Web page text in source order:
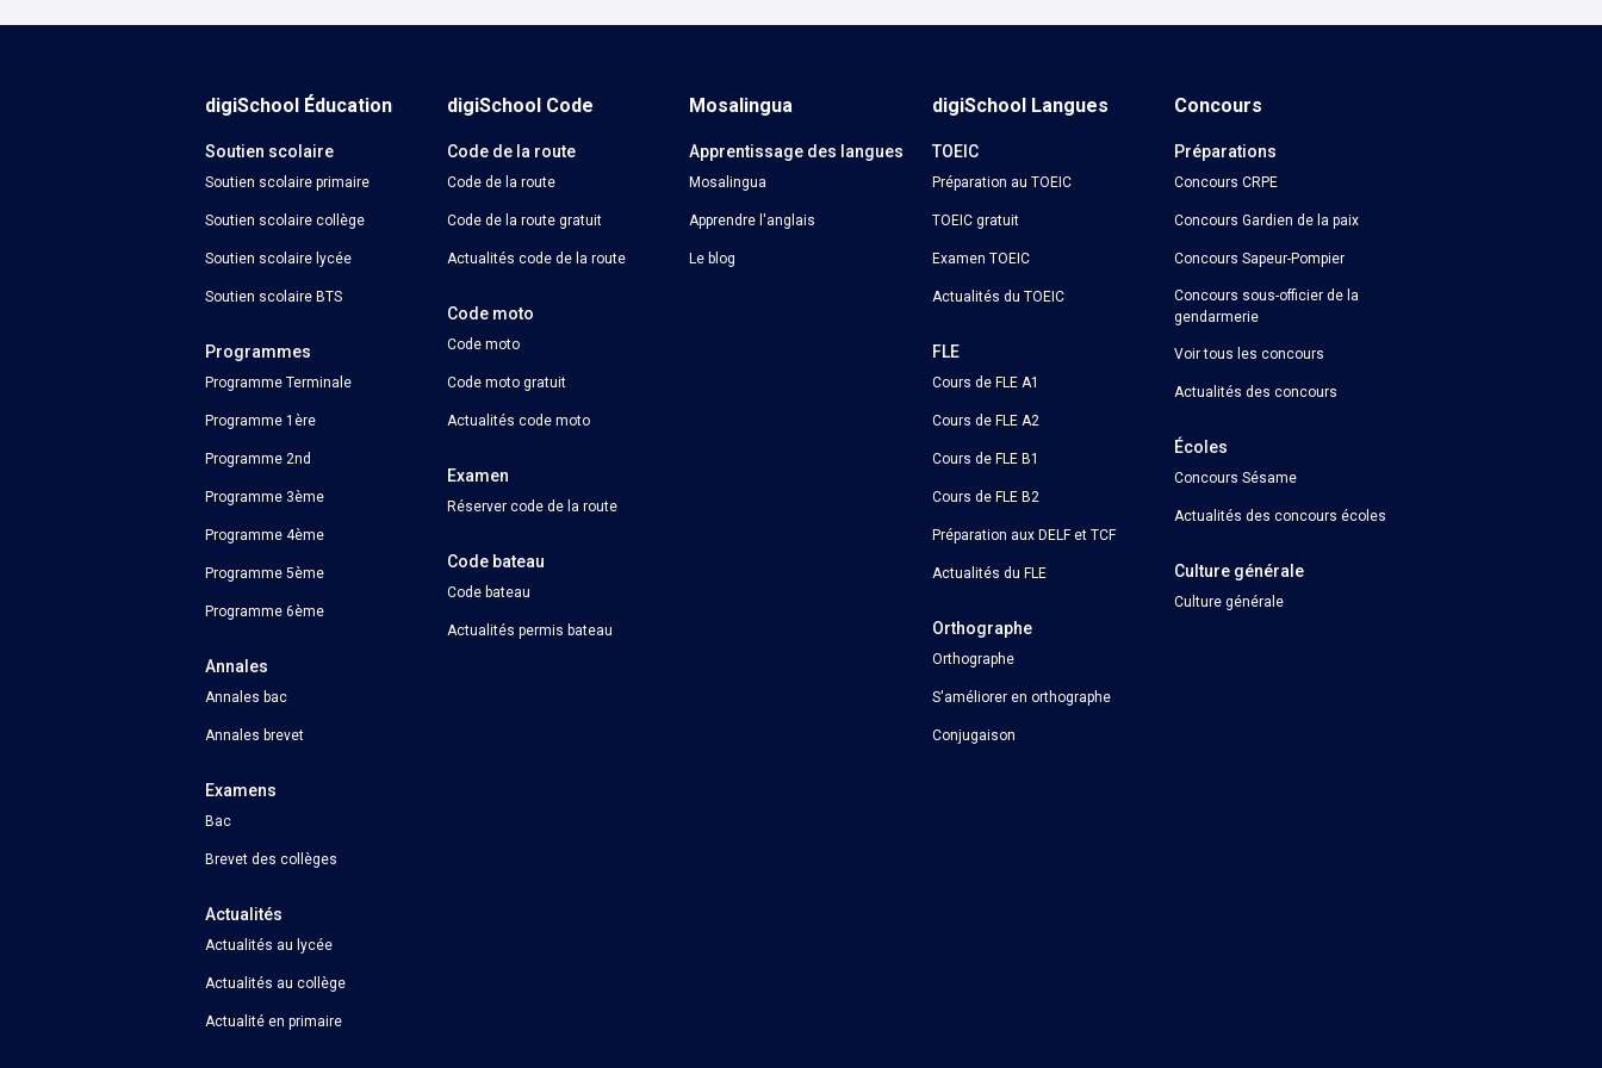
Histoire-géographie
Mathématiques
Calculer un perimètre
Calendrier Parcoursup
digiSchool Éducation
Soutien scolaire
Soutien scolaire primaire
Soutien scolaire collège
Soutien scolaire lycée
Soutien scolaire BTS
Programmes
Programme Terminale
Programme 1ère
Programme 2nd
Programme 3ème
Programme 4ème
Programme 5ème
Programme 6ème
Annales
Annales bac
Annales brevet
Examens
Bac
Brevet des collèges
Actualités
Actualités au lycée
Actualités au collège
Actualité en primaire
digiSchool Code
Code de la route
Code de la route
Code de la route gratuit
Actualités code de la route
Code moto
Code moto
Code moto gratuit
Actualités code moto
Examen
Réserver code de la route
Code bateau
Code bateau
Actualités permis bateau
Mosalingua
Apprentissage des langues
Mosalingua
Apprendre l'anglais
Le blog
digiSchool Langues
TOEIC
Préparation au TOEIC
TOEIC gratuit
Examen TOEIC
Actualités du TOEIC
FLE
Cours de FLE A1
Cours de FLE A2
Cours de FLE B1
Cours de FLE B2
Préparation aux DELF et TCF
Actualités du FLE
Orthographe
Orthographe
S'améliorer en orthographe
Conjugaison
Concours
Préparations
Concours CRPE
Concours Gardien de la paix
Concours Sapeur-Pompier
Concours sous-officier de la
gendarmerie
Voir tous les concours
Actualités des concours
Écoles
Concours Sésame
Actualités des concours écoles
Culture générale
Culture générale